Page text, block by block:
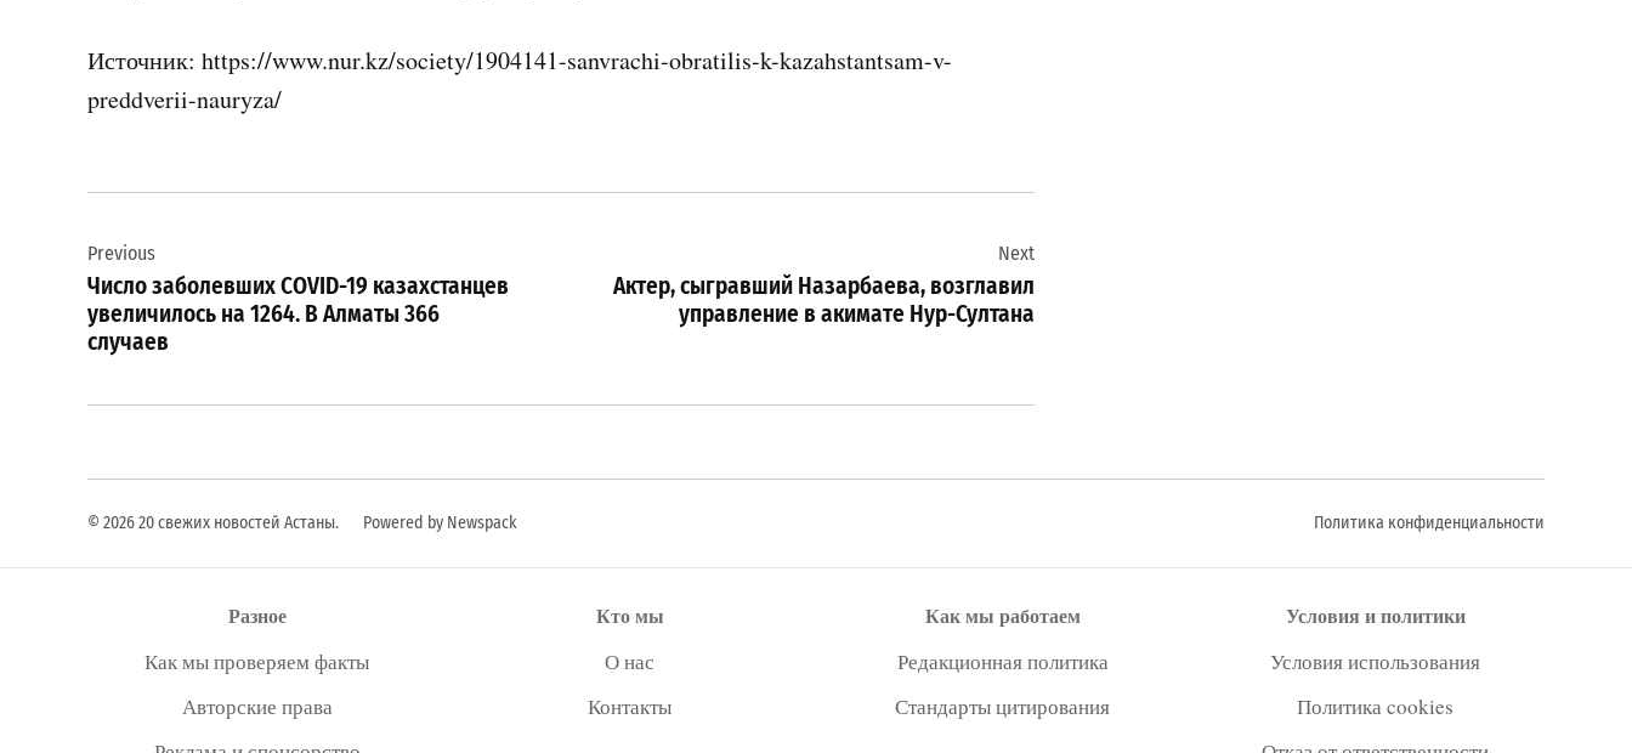
Источник: https://www.nur.kz/society/1904141-sanvrachi-obratilis-k-kazahstantsam-v-
preddverii-nauryza/
по
записям
Previous
Число заболевших COVID-19 казахстанцев
увеличилось на 1264. В Алматы 366
случаев
Next
Актер, сыгравший Назарбаева, возглавил
управление в акимате Нур-Султана
© 2026 20 свежих новостей Астаны. Powered by Newspack Политика конфиденциальности
Разное
Как мы проверяем факты
Авторские права
Кто мы
О нас
Контакты
Как мы работаем
Редакционная политика
Стандарты цитирования
Условия и политики
Условия использования
Политика cookies